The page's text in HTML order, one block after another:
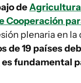
deAgricultura
Cooperación
plenaria en la
de 19 países
es fundamental